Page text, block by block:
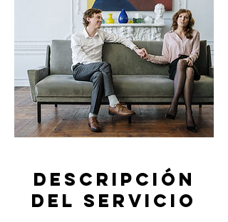
Descripción
del servicio